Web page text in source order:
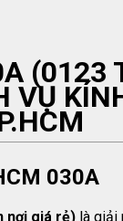
(0123
VỤ
030A
nơi giá rẻ) là giải